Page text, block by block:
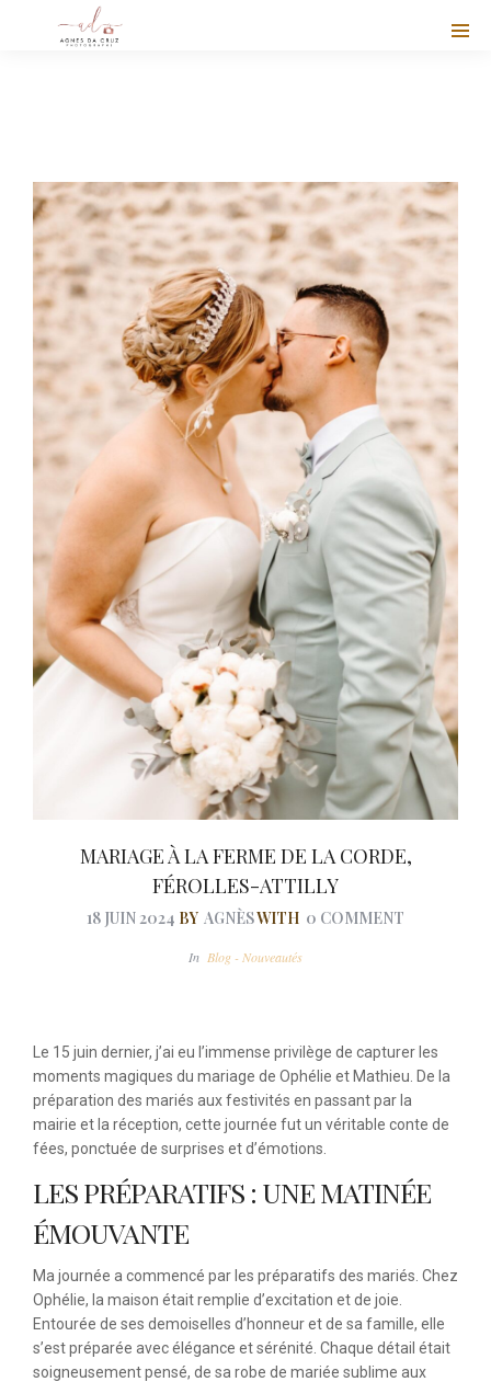
MARIAGE À LA FERME DE LA CORDE,
FÉROLLES-ATTILLY
18 JUIN 2024 BY AGNÈSWITH 0 COMMENT
In Blog - Nouveautés
Le 15 juin dernier, j’ai eu l’immense privilège de capturer les
moments magiques du mariage de Ophélie et Mathieu. De la
préparation des mariés aux festivités en passant par la
mairie et la réception, cette journée fut un véritable conte de
fées, ponctuée de surprises et d’émotions.
LES PRÉPARATIFS : UNE MATINÉE
ÉMOUVANTE
Ma journée a commencé par les préparatifs des mariés. Chez
Ophélie, la maison était remplie d’excitation et de joie.
Entourée de ses demoiselles d’honneur et de sa famille, elle
s’est préparée avec élégance et sérénité. Chaque détail était
soigneusement pensé, de sa robe de mariée sublime aux